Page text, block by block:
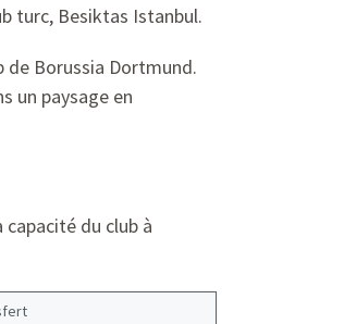
turc, Besiktas Istanbul.
de Borussia Dortmund.
un paysage en
du club à